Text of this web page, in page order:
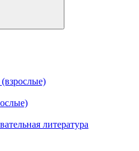
литература